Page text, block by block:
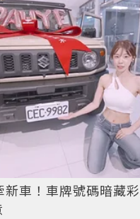
新車！車牌號碼暗藏